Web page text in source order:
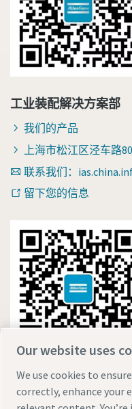
工业装配解决方案部
我们的产品
上海市松江区泾车路
联系我们：
留下您的信息
Our website uses
We use cookies to
correctly, enhance your